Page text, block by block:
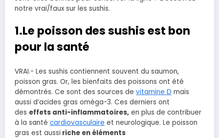
notre vrai/faux sur les sushis.
1.Le poisson des sushis est bon
pour la santé
VRAI.- Les sushis contiennent souvent du saumon,
poisson gras. Or, les bienfaits des poissons ont été
démontrés. Ce sont des sources de vitamine D mais
aussi d’acides gras oméga-3. Ces derniers ont
des effets anti-inflammatoires, en plus de contribuer
à la santé cardiovasculaire et neurologique. Le poisson
gras est aussi riche en éléments